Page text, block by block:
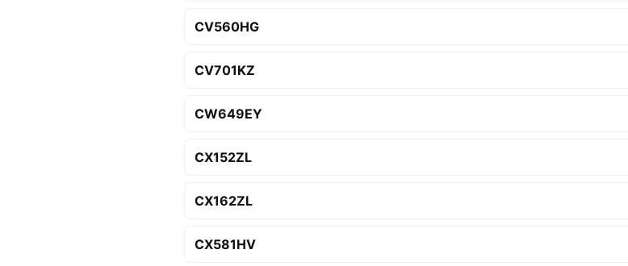
CV560HG
CV701KZ
CW649EY
CX152ZL
CX162ZL
CX581HV